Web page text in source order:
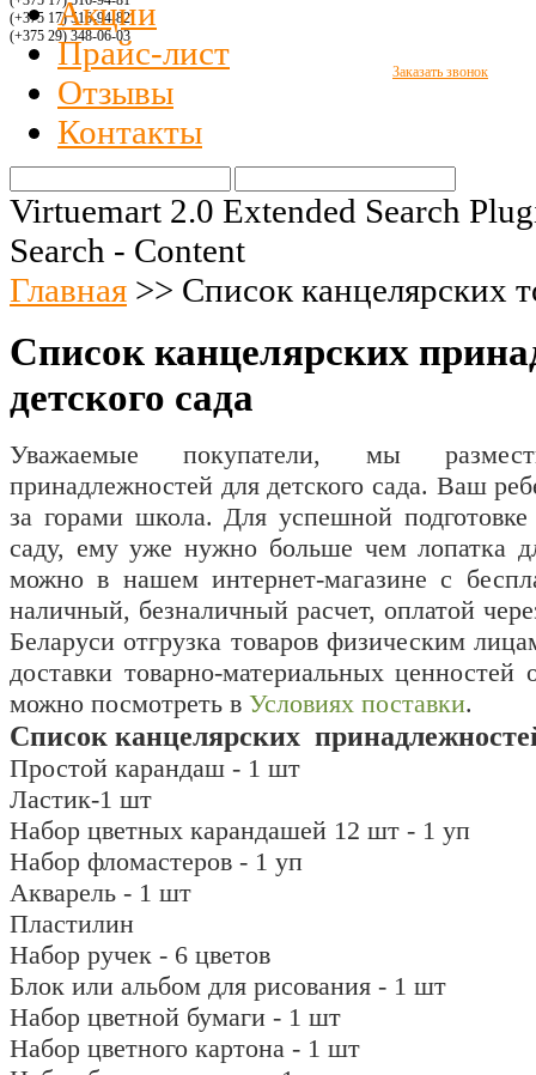
(+375 17) 516-94-82
(+375 29) 348-06-03
Заказать звонок
Акции
Прайс-лист
Отзывы
Контакты
Virtuemart 2.0 Extended Search
Search - Content
Главная >> Список канцелярских
Список канцелярских
детского сада
Уважаемые покупатели, мы
принадлежностей для детского сада. Ваш
за горами школа. Для успешной
саду, ему уже нужно больше чем лопатка
можно в нашем интернет-магазине с
наличный, безналичный расчет, оплатой
Беларуси отгрузка товаров физическим
доставки товарно-материальных ценностей
можно посмотреть в Условиях поставки.
Список канцелярских
Простой карандаш - 1 шт
Ластик-1 шт
Набор цветных карандашей 12 шт - 1 уп
Набор фломастеров - 1 уп
Акварель - 1 шт
Пластилин
Набор ручек - 6 цветов
Блок или альбом для рисования - 1 шт
Набор цветной бумаги - 1 шт
Набор цветного картона - 1 шт